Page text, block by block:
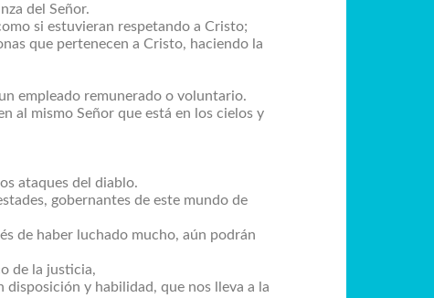
del Señor.
si estuvieran respetando a Cristo;
que pertenecen a Cristo, haciendo la
empleado remunerado o voluntario.
al mismo Señor que está en los cielos y
ataques del diablo.
gobernantes de este mundo de
de haber luchado mucho, aún podrán
de la justicia,
y habilidad, que nos lleva a la